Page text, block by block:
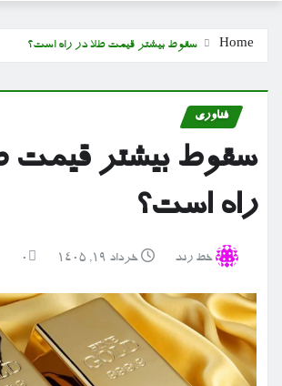
Home سقوط بیشتر قیمت طلا در راه است؟
فناوری
سقوط بیشتر قیمت
راه است؟
خط رند خرداد ۱۹, ۱۴۰۵ 0